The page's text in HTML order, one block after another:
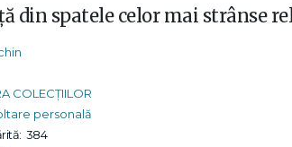
din spatele celor mai strânse
COLECȚIILOR
personală
384